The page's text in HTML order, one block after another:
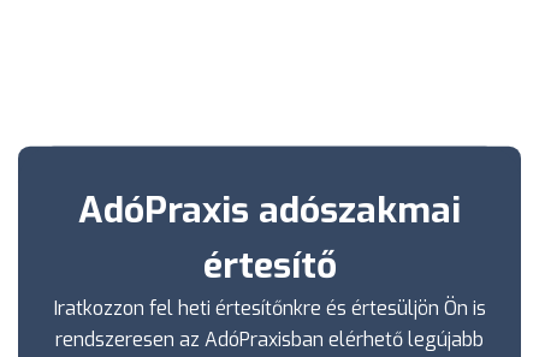
AdóPraxis adószakmai
értesítő
Iratkozzon fel heti értesítőnkre és értesüljön Ön is
rendszeresen az AdóPraxisban elérhető legújabb